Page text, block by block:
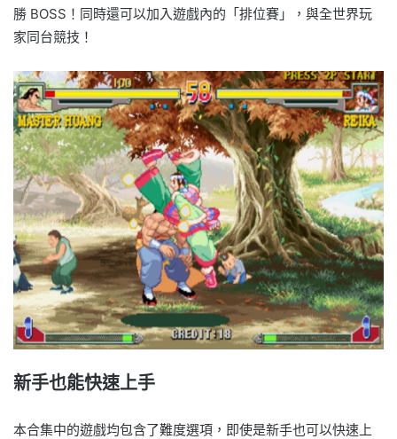
勝 BOSS！同時還可以加入遊戲內的「排位賽」，與全世界玩
家同台競技！
新手也能快速上手
本合集中的遊戲均包含了難度選項，即使是新手也可以快速上